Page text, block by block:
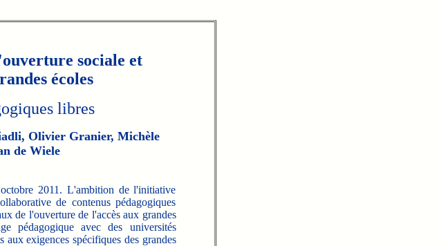
sociale et
écoles
libres
Olivier Granier, Michèle
de Wiele
2011. L'ambition de l'initiative
de contenus pédagogiques
de l'ouverture de l'accès aux grandes
pédagogique avec des universités
aux exigences spécifiques des grandes